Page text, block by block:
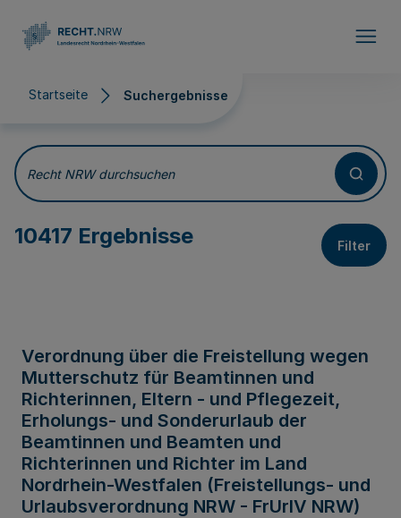
Startseite Suchergebnisse
Suchergebnisse
Recht NRW durchsuchen
10417 Ergebnisse Filter
Verordnung über die Freistellung wegen
Mutterschutz für Beamtinnen und
Richterinnen, Eltern - und Pflegezeit,
Erholungs- und Sonderurlaub der
Beamtinnen und Beamten und
Richterinnen und Richter im Land
Nordrhein-Westfalen (Freistellungs- und
Urlaubsverordnung NRW - FrUrlV NRW)